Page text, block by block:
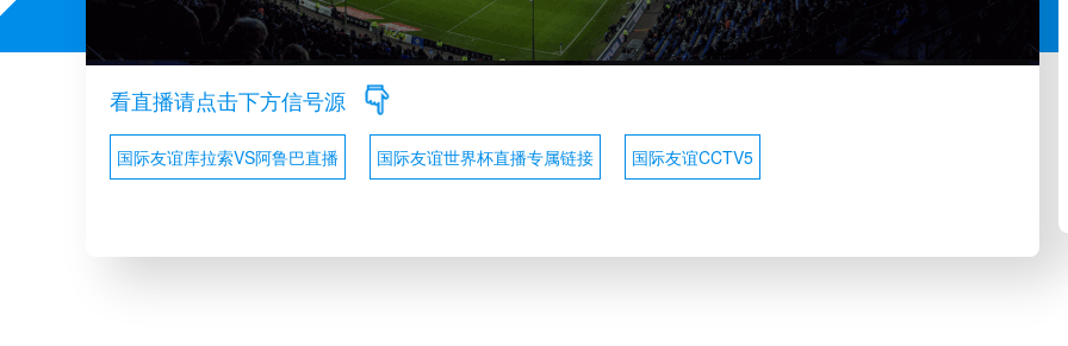
看直播请点击下方信号源
国际友谊库拉索VS阿鲁巴直播 国际友谊世界杯直播专属链接 国际友谊CCTV5